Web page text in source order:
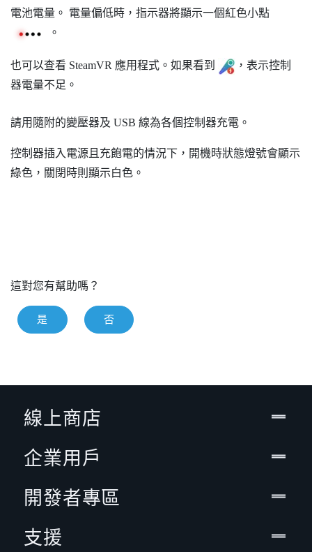
電池電量。 電量偏低時，指示器將顯示一個紅色小點
。
也可以查看 SteamVR 應用程式。如果看到
，表示控制
器電量不足。
請用隨附的變壓器及 USB 線為各個控制器充電。
控制器插入電源且充飽電的情況下，開機時狀態燈號會顯示
綠色，關閉時則顯示白色。
這對您有幫助嗎？
是 否
線上商店
企業用戶
開發者專區
支援